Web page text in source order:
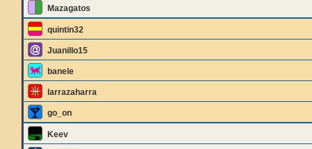
Mazagatos
quintin32
Juanillo15
banele
larrazaharra
go_on
Keev